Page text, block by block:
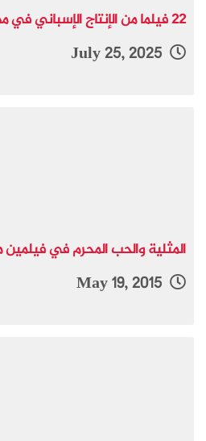
22 فيلما من الإنتاج الإسباني في مهرجان سان...
المثلية والحب المحرم في